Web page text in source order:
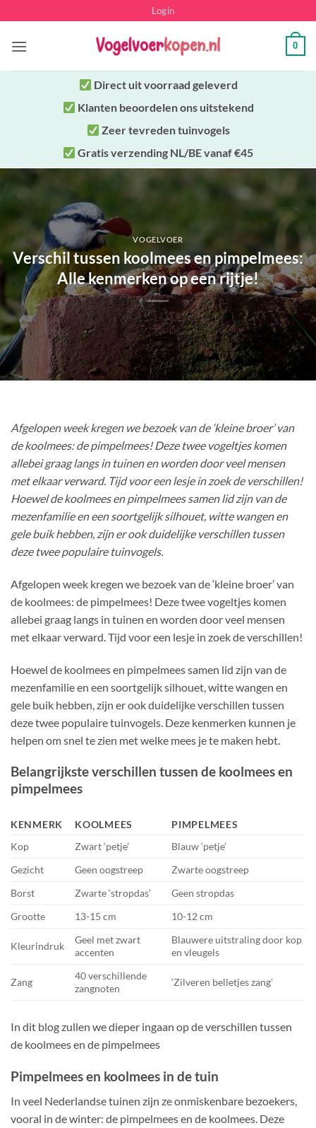
naar
inhoud
Login
0
Direct uitvoorraad geleverd
Klanten beoordelen ons uitstekend
Zeer tevreden tuinvogels
Gratis verzending NL/BE vanaf €45
VOGELVOER
Verschil tussen koolmees en pimpelmees:
Alle kenmerken op een rijtje!
Afgelopen week kregen we bezoek van de ‘kleine broer’ van
de koolmees: de pimpelmees! Deze twee vogeltjes komen
allebei graag langs in tuinen en worden door veel mensen
met elkaar verward. Tijd voor een lesje in zoek de verschillen!
Hoewel de koolmees en pimpelmees samen lid zijn van de
mezenfamilie en een soortgelijk silhouet, witte wangen en
gele buik hebben, zijn er ook duidelijke verschillen tussen
deze twee populaire tuinvogels.
Afgelopen week kregen we bezoek van de ‘kleine broer’ van
de koolmees: de pimpelmees! Deze twee vogeltjes komen
allebei graag langs in tuinen en worden door veel mensen
met elkaar verward. Tijd voor een lesje in zoek de verschillen!
Hoewel de koolmees en pimpelmees samen lid zijn van de
mezenfamilie en een soortgelijk silhouet, witte wangen en
gele buik hebben, zijn er ook duidelijke verschillen tussen
deze twee populaire tuinvogels. Deze kenmerken kunnen je
helpen om snel te zien met welke mees je te maken hebt.
Belangrijkste verschillen tussen de koolmees en
pimpelmees
KENMERK KOOLMEES
PIMPELMEES
Kop
Zwart ‘petje’
Blauw ‘petje’
Gezicht
Geen oogstreep
Zwarte oogstreep
Borst
Zwarte ‘stropdas’
Geen stropdas
Grootte
13-15 cm 10-12 cm
Kleurindruk
Geel met zwart
accenten
Blauwere uitstraling door kop
en vleugels
Zang
40 verschillende
zangnoten
‘Zilveren belletjes zang’
In dit blog zullen we dieper ingaan op de verschillen tussen
de koolmees en de pimpelmees
Pimpelmees en koolmees in de tuin
In veel Nederlandse tuinen zijn ze onmiskenbare bezoekers,
vooral in de winter: de pimpelmees en de koolmees. Deze